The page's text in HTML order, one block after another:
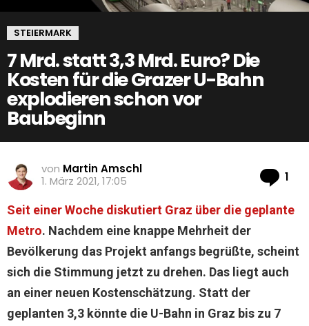
STEIERMARK
7 Mrd. statt 3,3 Mrd. Euro? Die
Kosten für die Grazer U-Bahn
explodieren schon vor
Baubeginn
von Martin Amschl
1. März 2021, 17:05
1
Seit einer Woche diskutiert Graz über die geplante
Metro. Nachdem eine knappe Mehrheit der
Bevölkerung das Projekt anfangs begrüßte, scheint
sich die Stimmung jetzt zu drehen. Das liegt auch
an einer neuen Kostenschätzung. Statt der
geplanten 3,3 könnte die U-Bahn in Graz bis zu 7